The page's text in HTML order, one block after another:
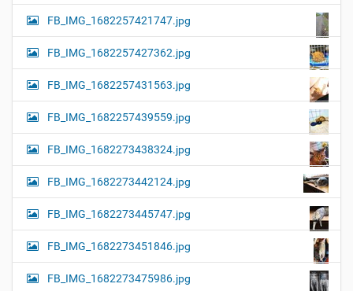
FB_IMG_1682257421747.jpg
FB_IMG_1682257427362.jpg
FB_IMG_1682257431563.jpg
FB_IMG_1682257439559.jpg
FB_IMG_1682273438324.jpg
FB_IMG_1682273442124.jpg
FB_IMG_1682273445747.jpg
FB_IMG_1682273451846.jpg
FB_IMG_1682273475986.jpg